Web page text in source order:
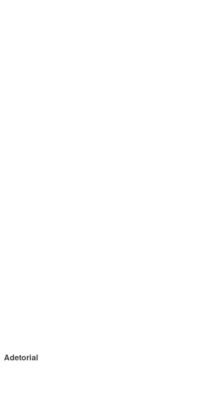
Adetorial